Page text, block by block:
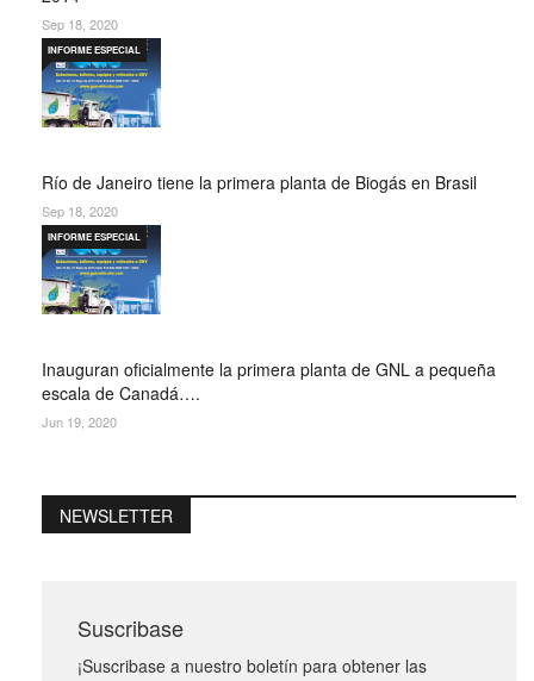
Sep 18, 2020
Río de Janeiro tiene la primera planta de Biogás en Brasil
INFORME ESPECIAL
Sep 18, 2020
Inauguran oficialmente la primera planta de GNL a pequeña
escala de Canadá….
INFORME ESPECIAL
Jun 19, 2020
NEWSLETTER
Suscribase
¡Suscribase a nuestro boletín para obtener las